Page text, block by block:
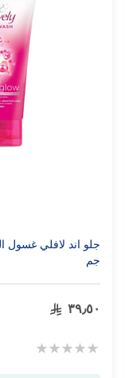
جم
٣٩٫٥٠
Rating: